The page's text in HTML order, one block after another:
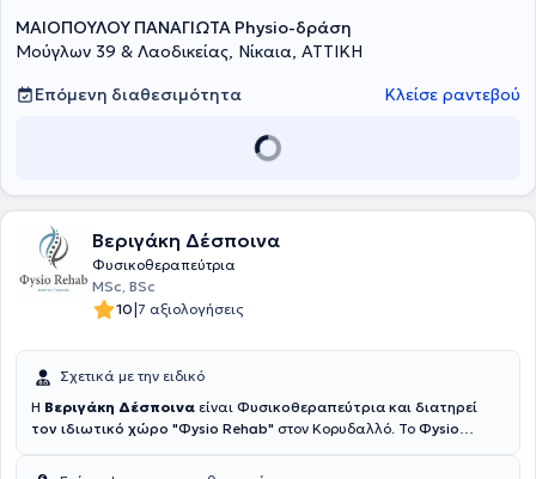
ΜΑΙΟΠΟΥΛΟΥ ΠΑΝΑΓΙΩΤΑ Physio-δράση
Μούγλων 39 & Λαοδικείας, Νίκαια, ΑΤΤΙΚΗ
Επόμενη διαθεσιμότητα
Κλείσε ραντεβού
Βεριγάκη Δέσποινα
Φυσικοθεραπεύτρια
MSc, BSc
10|7 αξιολογήσεις
Σχετικά με την ειδικό
Η Βεριγάκη Δέσποινα είναι Φυσικοθεραπεύτρια και διατηρεί
τον ιδιωτικό χώρο "Φysio Rehab" στον Κορυδαλλό. Το Φysio
με Tecar therapy, μαγνητικό διεγέρτη και άλλες προηγμένες